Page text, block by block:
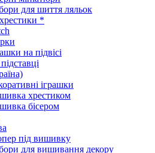
для шиття ляльок
*
на підвісі
іграшки
хрестиком
бісером
під вишивку
для вишивання декору